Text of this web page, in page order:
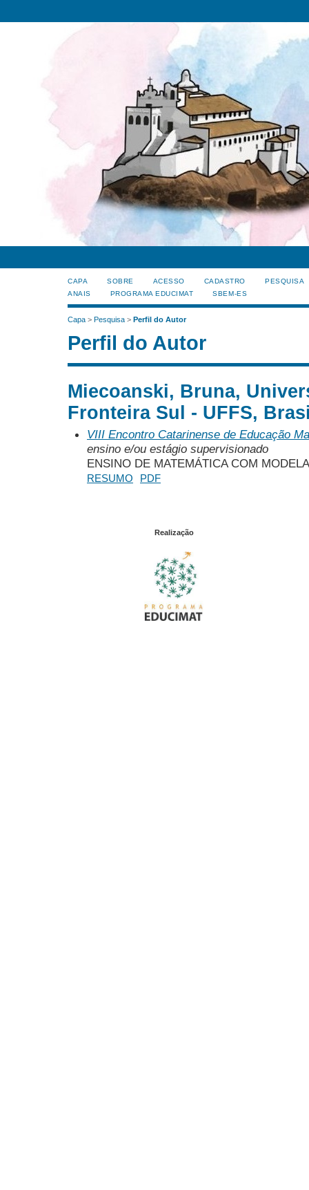
CAPA SOBRE ACESSO CADASTRO
PESQUISA
ANAIS
PROGRAMA EDUCIMAT SBEM-ES
Capa > Pesquisa > Perfil do Autor
Perfil do Autor
Miecoanski, Bruna,
Fronteira Sul - UFFS,
VIII Encontro Catarinense de Educação
ensino e/ou estágio supervisionado
ENSINO DE MATEMÁTICA COM
RESUMO PDF
Realização